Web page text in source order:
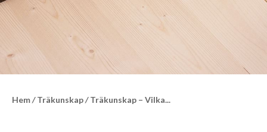
Hem/ Träkunskap/ Träkunskap – Vilka...